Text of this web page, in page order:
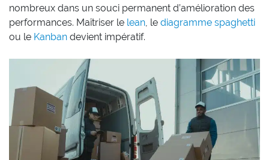
nombreux dans un souci permanent d’amélioration des
performances. Maîtriser le lean, le diagramme spaghetti
ou le Kanban devient impératif.